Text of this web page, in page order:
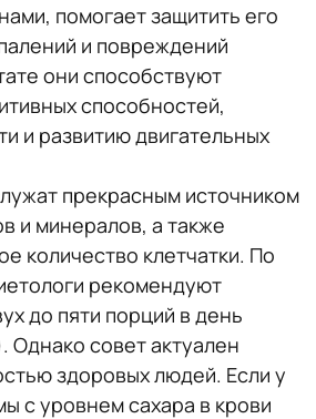
помогает защитить его
и повреждений
они способствуют
способностей,
и развитию двигательных
прекрасным источником
и минералов, а также
количество клетчатки. По
рекомендуют
до пяти порций в день
Однако совет актуален
здоровых людей. Если у
с уровнем сахара в крови